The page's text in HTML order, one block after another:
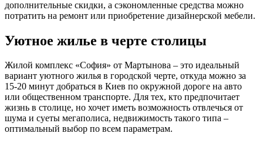
дополнительные скидки, а сэкономленные средства можно
потратить на ремонт или приобретение дизайнерской мебели.
Уютное жилье в черте столицы
Жилой комплекс «София» от Мартынова – это идеальный
вариант уютного жилья в городской черте, откуда можно за
15-20 минут добраться в Киев по окружной дороге на авто
или общественном транспорте. Для тех, кто предпочитает
жизнь в столице, но хочет иметь возможность отвлечься от
шума и суеты мегаполиса, недвижимость такого типа –
оптимальный выбор по всем параметрам.